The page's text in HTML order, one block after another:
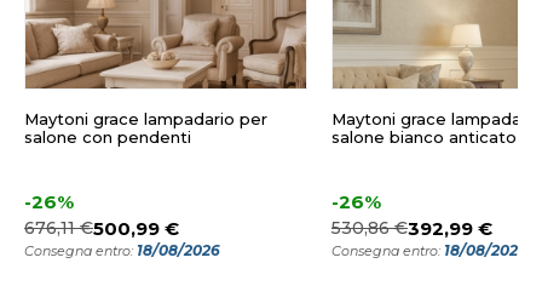
Maytoni grace lampadario per
salone con pendenti
-26%
676,11 €500,99 €
Consegna entro: 18/08/2026
Maytoni grace
salone bianco anticato 8
-26%
530,86 €392,99 €
Consegna entro: 18/08/2026